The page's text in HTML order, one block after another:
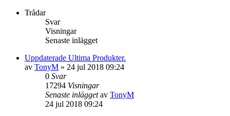
Trådar
Svar
Visningar
Senaste inlägget
Uppdaterade Ultima Produkter.
av TonyM » 24 jul 2018 09:24
0 Svar
17294 Visningar
Senaste inläggetav TonyM
24 jul 2018 09:24